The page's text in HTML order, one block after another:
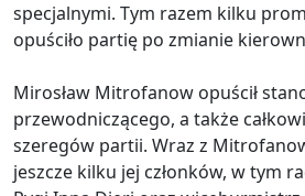
specjalnymi. Tym razem kilku
opuściło partię po zmianie
Mirosław Mitrofanow opuścił
przewodniczącego, a także
szeregów partii. Wraz z
jeszcze kilku jej członków, w tym